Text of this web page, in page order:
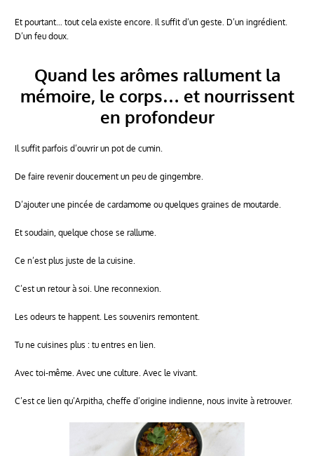
Et pourtant… tout cela existe encore. Il suffit d’un geste. D’un ingrédient.
D’un feu doux.
Quand les arômes rallument la
mémoire, le corps… et nourrissent
en profondeur
Il suffit parfois d’ouvrir un pot de cumin.
De faire revenir doucement un peu de gingembre.
D’ajouter une pincée de cardamome ou quelques graines de moutarde.
Et soudain, quelque chose se rallume.
Ce n’est plus juste de la cuisine.
C’est un retour à soi. Une reconnexion.
Les odeurs te happent. Les souvenirs remontent.
Tu ne cuisines plus : tu entres en lien.
Avec toi-même. Avec une culture. Avec le vivant.
C’est ce lien qu’Arpitha, cheffe d’origine indienne, nous invite à retrouver.